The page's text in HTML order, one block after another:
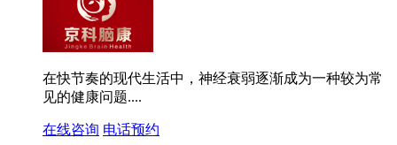
在快节奏的现代生活中，神经衰弱逐渐成为一种较为常
见的健康问题....
在线咨询 电话预约